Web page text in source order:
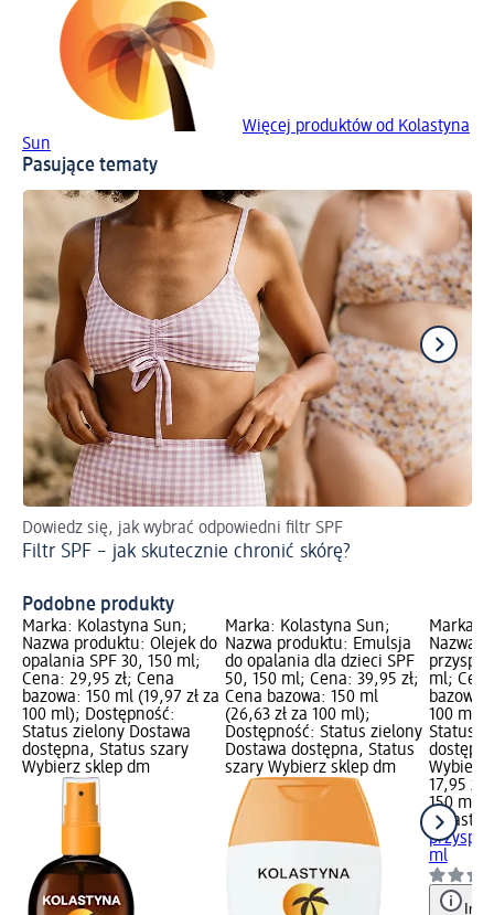
Więcej produktów od Kolastyna
Sun
Pasujące tematy
Dowiedz się, jak wybrać odpowiedni filtr SPF
Filtr SPF – jak skutecznie chronić skórę?
Podobne produkty
Marka: Kolastyna Sun;
Nazwa produktu: Olejek do
opalania SPF 30, 150 ml;
Cena: 29,95 zł; Cena
bazowa: 150 ml (19,97 zł za
100 ml); Dostępność:
Status zielony Dostawa
dostępna, Status szary
Wybierz sklep dm
Marka: Kolastyna Sun;
Nazwa produktu: Emulsja
do opalania dla dzieci SPF
50, 150 ml; Cena: 39,95 zł;
Cena bazowa: 150 ml
(26,63 zł za 100 ml);
Dostępność: Status zielony
Dostawa dostępna, Status
szary Wybierz sklep dm
Marka:
Nazwa
ml;
bazowa:
100 ml);
Status
Wybierz
17,95 zł
150 ml
ml